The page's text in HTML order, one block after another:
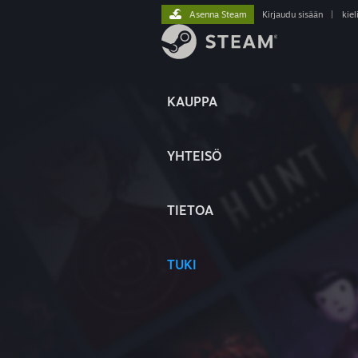
KAUPPA
YHTEISÖ
TIETOA
TUKI
Asenna Steam Kirjaudu sisään kieli